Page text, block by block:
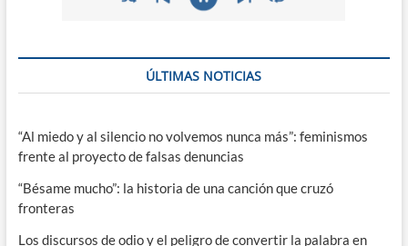
ÚLTIMAS NOTICIAS
“Al miedo y al silencio no volvemos nunca más”: feminismos
frente al proyecto de falsas denuncias
“Bésame mucho”: la historia de una canción que cruzó
fronteras
Los discursos de odio y el peligro de convertir la palabra en